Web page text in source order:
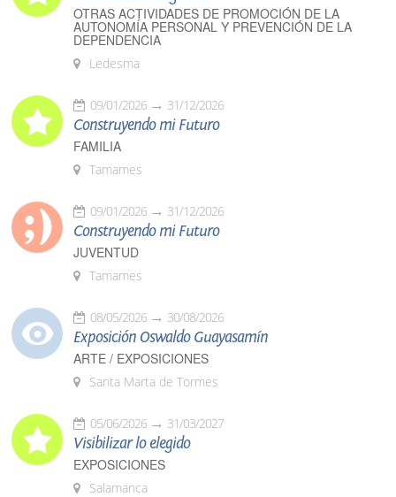
OTRAS ACTIVIDADES DE PROMOCIÓN DE LA
AUTONOMÍA PERSONAL Y PREVENCIÓN DE LA
DEPENDENCIA
Ledesma
09/01/2026 31/12/2026
Construyendo mi Futuro
FAMILIA
Tamames
09/01/2026 31/12/2026
Construyendo mi Futuro
JUVENTUD
Tamames
08/05/2026 30/08/2026
Exposición Oswaldo Guayasamín
ARTE / EXPOSICIONES
Santa Marta de Tormes
05/06/2026 31/03/2027
Visibilizar lo elegido
EXPOSICIONES
Salamanca